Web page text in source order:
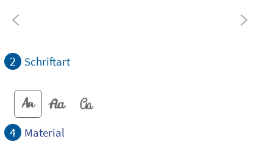
2 Schriftart
4 Material